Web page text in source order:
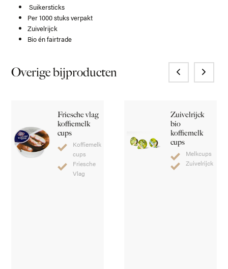
Suikersticks
Per 1000 stuks verpakt
Zuivelrijck
Bio én fairtrade
Overige bijproducten
Friesche vlag
koffiemelk
cups
Koffiemelk
cups
Friesche
Vlag
Zuivelrijck
bio
koffiemelk
cups
Melkcups
Zuivelrijck